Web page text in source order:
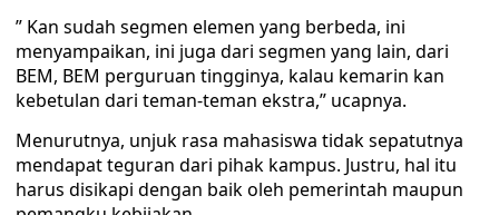
” Kan sudah segmen elemen yang berbeda, ini
menyampaikan, ini juga dari segmen yang lain, dari
BEM, BEM perguruan tingginya, kalau kemarin kan
kebetulan dari teman-teman ekstra,” ucapnya.
Menurutnya, unjuk rasa mahasiswa tidak sepatutnya
mendapat teguran dari pihak kampus. Justru, hal itu
harus disikapi dengan baik oleh pemerintah maupun